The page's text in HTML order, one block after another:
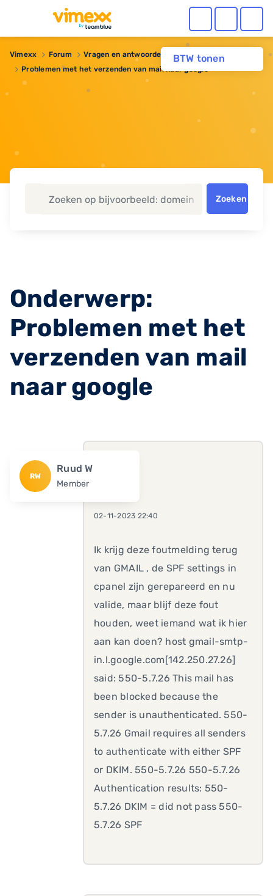
BTW tonen
Vimexx Forum
Vragen en antwoorden
Problemen met het verzenden van mail naar google
Zoeken
Onderwerp:
Problemen met het
verzenden van mail
naar google
RW
Ruud W
Member
02-11-2023 22:40
Ik krijg deze foutmelding terug
van GMAIL , de SPF settings in
cpanel zijn gerepareerd en nu
valide, maar blijf deze fout
houden, weet iemand wat ik hier
aan kan doen? host gmail-smtp-
in.l.google.com[142.250.27.26]
said: 550-5.7.26 This mail has
been blocked because the
sender is unauthenticated. 550-
5.7.26 Gmail requires all senders
to authenticate with either SPF
or DKIM. 550-5.7.26 550-5.7.26
Authentication results: 550-
5.7.26 DKIM = did not pass 550-
5.7.26 SPF